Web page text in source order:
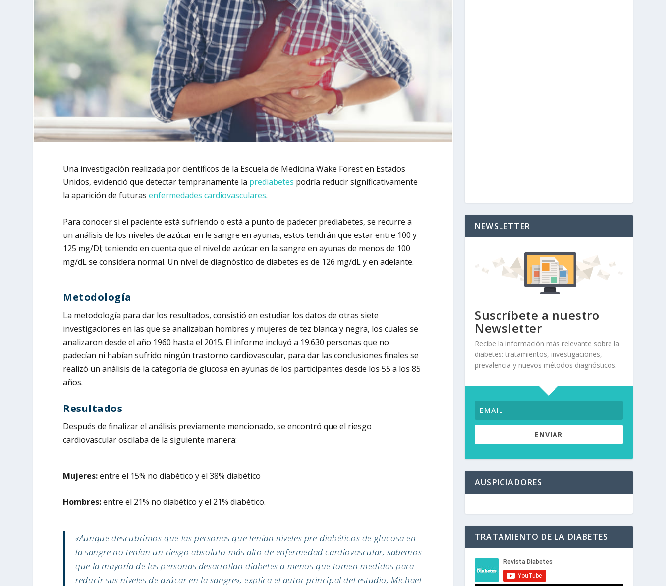
Una investigación realizada por científicos de la Escuela de Medicina Wake Forest en Estados
Unidos, evidenció que detectar tempranamente la prediabetes podría reducir significativamente
la aparición de futurasenfermedades cardiovasculares.
Para conocer si el paciente está sufriendo o está a punto de padecer prediabetes, se recurre a
un análisis de los niveles de azúcar en le sangre en ayunas, estos tendrán que estar entre 100 y
125 mg/Dl; teniendo en cuenta que el nivel de azúcar en la sangre en ayunas de menos de 100
mg/dL se considera normal. Un nivel de diagnóstico de diabetes es de 126 mg/dL y en adelante.
Metodología
La metodología para dar los resultados, consistió en estudiar los datos de otras siete
investigaciones en las que se analizaban hombres y mujeres de tez blanca y negra, los cuales se
analizaron desde el año 1960 hasta el 2015. El informe incluyó a 19.630 personas que no
padecían ni habían sufrido ningún trastorno cardiovascular, para dar las conclusiones finales se
realizó un análisis de la categoría de glucosa en ayunas de los participantes desde los 55 a los 85
años.
Resultados
Después de finalizar el análisis previamente mencionado, se encontró que el riesgo
cardiovascular oscilaba de la siguiente manera:
Mujeres:entre el 15% no diabético y el 38% diabético
Hombres:entre el 21% no diabético y el 21% diabético.
«Aunque descubrimos que las personas que tenían niveles pre-diabéticos de glucosa en
la sangre no tenían un riesgo absoluto más alto de enfermedad cardiovascular, sabemos
que la mayoría de las personas desarrollan diabetes a menos que tomen medidas para
reducir sus niveles de azúcar en la sangre», explica el autor principal del estudio, Michael
NEWSLETTER
Suscríbete a nuestro
Newsletter
Recibe la información más relevante sobre la
diabetes: tratamientos, investigaciones,
prevalencia y nuevos métodos diagnósticos.
ENVIAR
AUSPICIADORES
TRATAMIENTO DE LA DIABETES